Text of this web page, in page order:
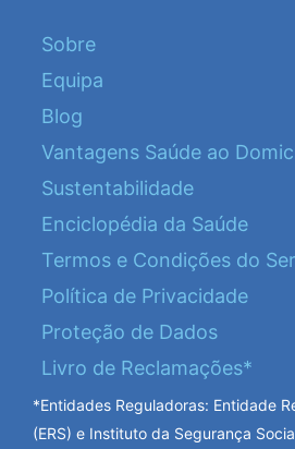
Sobre
Equipa
Blog
Vantagens Saúde ao
Sustentabilidade
Enciclopédia da Saúde
Termos e Condições do
Política de Privacidade
Proteção de Dados
Livro de Reclamações*
*Entidades Reguladoras: Entidade
(ERS) e Instituto da Segurança